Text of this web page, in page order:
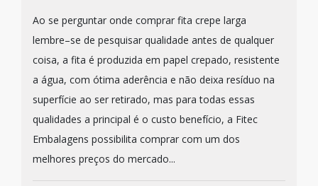
Ao se perguntar onde comprar fita crepe larga
lembre–se de pesquisar qualidade antes de qualquer
coisa, a fita é produzida em papel crepado, resistente
a água, com ótima aderência e não deixa resíduo na
superfície ao ser retirado, mas para todas essas
qualidades a principal é o custo benefício, a Fitec
Embalagens possibilita comprar com um dos
melhores preços do mercado...